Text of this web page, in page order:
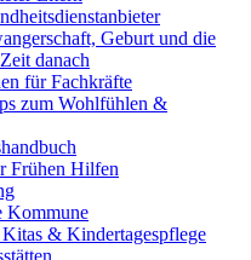
Geburt und die
danach
für Fachkräfte
zum Wohlfühlen &
Frühen Hilfen
Kommune
& Kindertagespflege